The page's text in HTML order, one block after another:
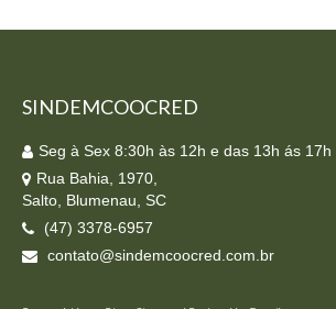
SINDEMCOOCRED
Seg à Sex 8:30h às 12h e das 13h ás 17h
Rua Bahia, 1970,
Salto, Blumenau, SC
(47) 3378-6957
contato@sindemcoocred.com.br